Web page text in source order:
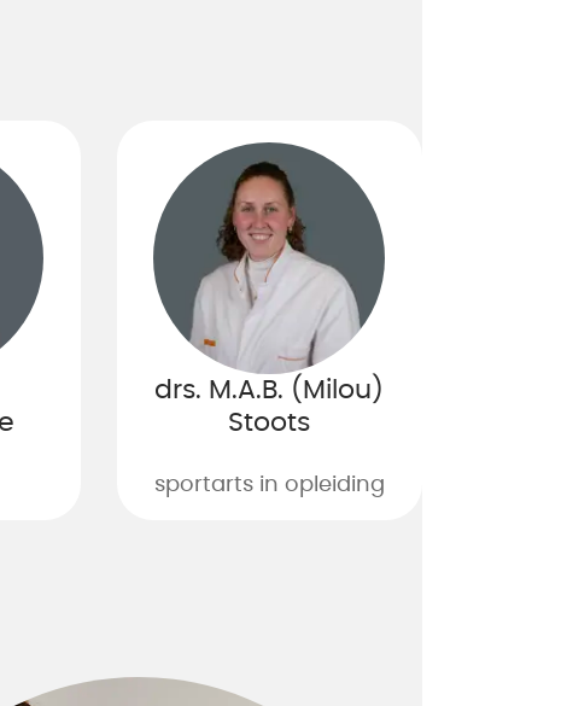
drs. M.A.B. (Milou)
Stoots
sportarts in opleiding